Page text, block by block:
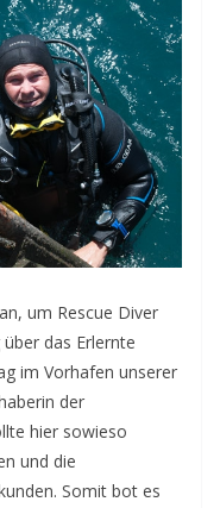
um Rescue Diver
das Erlernte
im Vorhafen unserer
der
hier sowieso
und die
Somit bot es